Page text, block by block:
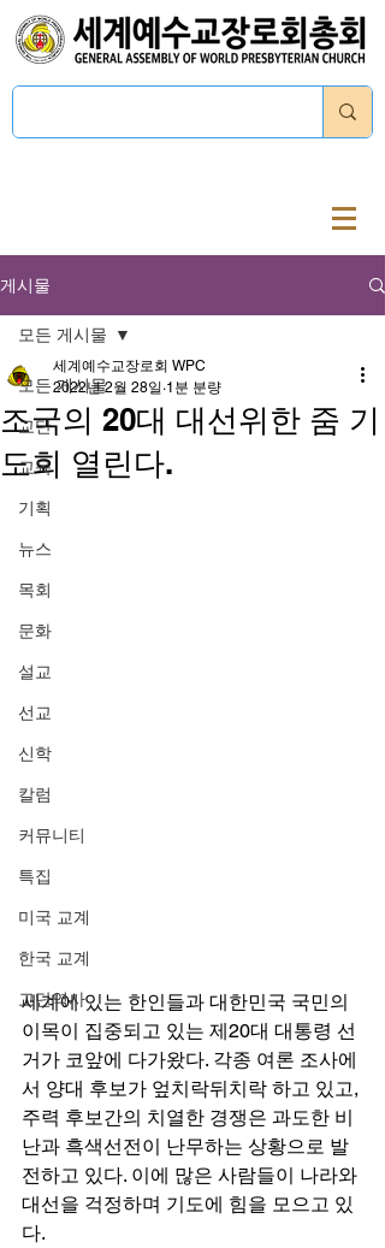
게시물
모든 게시물
교단
교육
기획
뉴스
목회
문화
설교
선교
신학
칼럼
커뮤니티
특집
미국 교계
한국 교계
교단역사
모든 게시물
조국의 20대 대선위한 줌 기
도회 열린다.
세계예수교장로회 WPC
2022년 2월 28일 1분 분량
세계에 있는 한인들과 대한민국 국민의
이목이 집중되고 있는 제20대 대통령 선
거가 코앞에 다가왔다. 각종 여론 조사에
서 양대 후보가 엎치락뒤치락 하고 있고,
주력 후보간의 치열한 경쟁은 과도한 비
난과 흑색선전이 난무하는 상황으로 발
전하고 있다. 이에 많은 사람들이 나라와
대선을 걱정하며 기도에 힘을 모으고 있
다.